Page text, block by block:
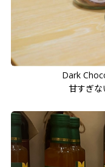
Dark
甘すぎな